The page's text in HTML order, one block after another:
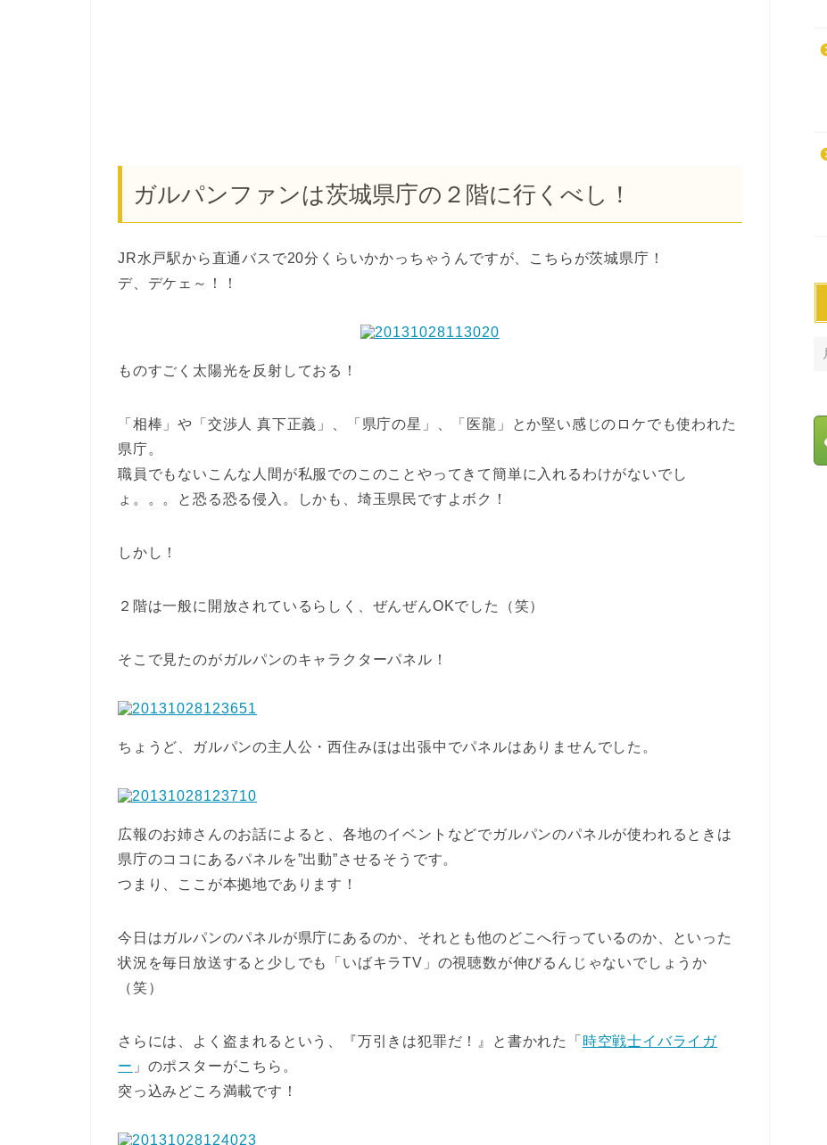
ガルパンファンは茨城県庁の２階に行くべし！
JR水戸駅から直通バスで20分くらいかかっちゃうんですが、こちらが茨城県庁！
デ、デケェ～！！
ものすごく太陽光を反射しておる！
「相棒」や「交渉人 真下正義」、「県庁の星」、「医龍」とか堅い感じのロケでも使われた
県庁。
職員でもないこんな人間が私服でのこのことやってきて簡単に入れるわけがないでし
ょ。。。と恐る恐る侵入。しかも、埼玉県民ですよボク！
しかし！
２階は一般に開放されているらしく、ぜんぜんOKでした（笑）
そこで見たのがガルパンのキャラクターパネル！
ちょうど、ガルパンの主人公・西住みほは出張中でパネルはありませんでした。
広報のお姉さんのお話によると、各地のイベントなどでガルパンのパネルが使われるときは
県庁のココにあるパネルを”出動”させるそうです。
つまり、ここが本拠地であります！
今日はガルパンのパネルが県庁にあるのか、それとも他のどこへ行っているのか、といった
状況を毎日放送すると少しでも「いばキラTV」の視聴数が伸びるんじゃないでしょうか
（笑）
さらには、よく盗まれるという、『万引きは犯罪だ！』と書かれた「 時空戦士イバライガ
ー 」のポスターがこちら。
突っ込みどころ満載です！